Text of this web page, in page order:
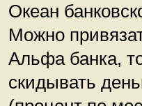
Океан
Можно
Альфа банка,
скидывать